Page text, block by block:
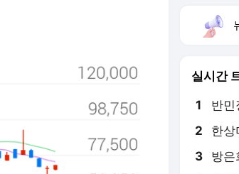
실시간
1 반민
3 방은